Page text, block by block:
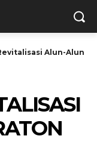
Alun-Alun